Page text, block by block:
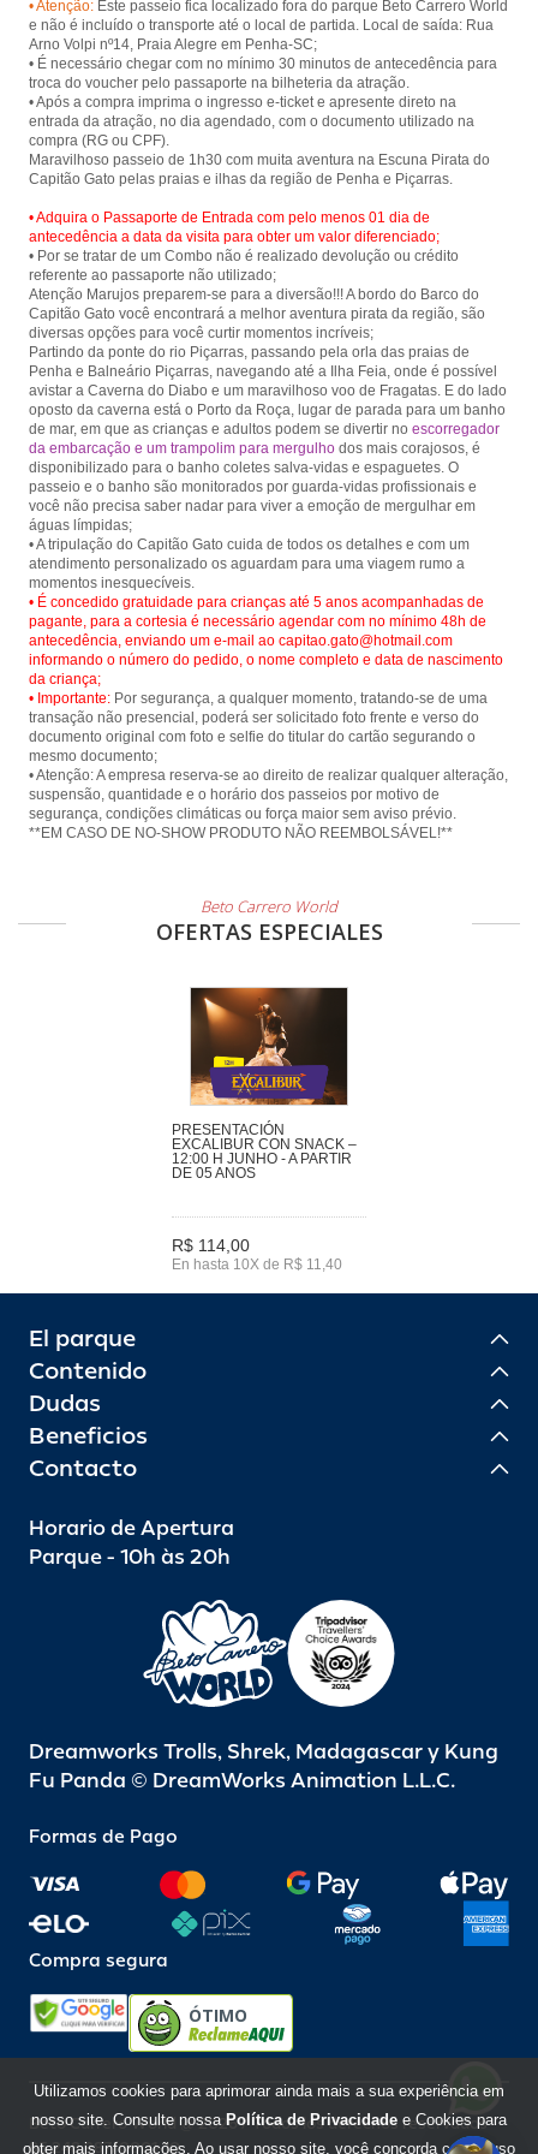
Piçarras.
• Atenção: Este passeio fica localizado fora do parque Beto Carrero World
e não é incluído o transporte até o local de partida. Local de saída: Rua
Arno Volpi nº14, Praia Alegre em Penha-SC;
• É necessário chegar com no mínimo 30 minutos de antecedência para
troca do voucher pelo passaporte na bilheteria da atração.
• Após a compra imprima o ingresso e-ticket e apresente direto na
entrada da atração, no dia agendado, com o documento utilizado na
compra (RG ou CPF).
Maravilhoso passeio de 1h30 com muita aventura na Escuna Pirata do
• Adquira o Passaporte de Entrada com pelo menos 01 dia de
antecedência a data da visita para obter um valor diferenciado;
• Por se tratar de um Combo não é realizado devolução ou crédito
referente ao passaporte não utilizado;
Atenção Marujos preparem-se para a diversão!!! A bordo do Barco do
Capitão Gato você encontrará a melhor aventura pirata da região, são
diversas opções para você curtir momentos incríveis;
Partindo da ponte do rio Piçarras, passando pela orla das praias de
Penha e Balneário Piçarras, navegando até a Ilha Feia, onde é possível
avistar a Caverna do Diabo e um maravilhoso voo de Fragatas. E do lado
oposto da caverna está o Porto da Roça, lugar de parada para um banho
de mar, em que as crianças e adultos podem se divertir no escorregador
da embarcação e um trampolim para mergulho dos mais corajosos, é
disponibilizado para o banho coletes salva-vidas e espaguetes. O
passeio e o banho são monitorados por guarda-vidas profissionais e
você não precisa saber nadar para viver a emoção de mergulhar em
águas límpidas;
• A tripulação do Capitão Gato cuida de todos os detalhes e com um
atendimento personalizado os aguardam para uma viagem rumo a
• É concedido gratuidade para crianças até 5 anos acompanhadas de
pagante, para a cortesia é necessário agendar com no mínimo 48h de
antecedência, enviando um e-mail ao capitao.gato@hotmail.com
informando o número do pedido, o nome completo e data de nascimento
da criança;
• Importante: Por segurança, a qualquer momento, tratando-se de uma
transação não presencial, poderá ser solicitado foto frente e verso do
documento original com foto e selfie do titular do cartão segurando o
mesmo documento;
• Atenção: A empresa reserva-se ao direito de realizar qualquer alteração,
suspensão, quantidade e o horário dos passeios por motivo de
segurança, condições climáticas ou força maior sem aviso prévio.
**EM CASO DE NO-SHOW PRODUTO NÃO REEMBOLSÁVEL!**
Beto Carrero World
OFERTAS ESPECIALES
PRESENTACIÓN
EXCALIBUR CON SNACK –
12:00 H JUNHO - A PARTIR
DE 05 ANOS
R$ 114,00
En hasta 10X de R$ 11,40
El parque
Contenido
Dudas
Beneficios
Contacto
Horario de Apertura
Parque - 10h às 20h
Dreamworks Trolls, Shrek, Madagascar y Kung
Fu Panda © DreamWorks Animation L.L.C.
Formas de Pago
Compra segura
ÓTIMO
Beto Carrero World @ 2026 / Todos los derechos reservados
85.248.987/0001-10
Utilizamos cookies para aprimorar ainda mais a sua experiência em
nosso site. Consulte nossa Política de Privacidade e Cookies para
obter mais informações. Ao usar nosso site, você concorda com o uso